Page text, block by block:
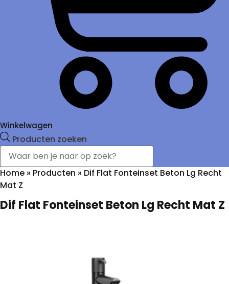
Winkelwagen
Producten zoeken
Home » Producten » Dif Flat Fonteinset Beton Lg Recht
Mat Z
Dif Flat Fonteinset Beton Lg Recht Mat Z